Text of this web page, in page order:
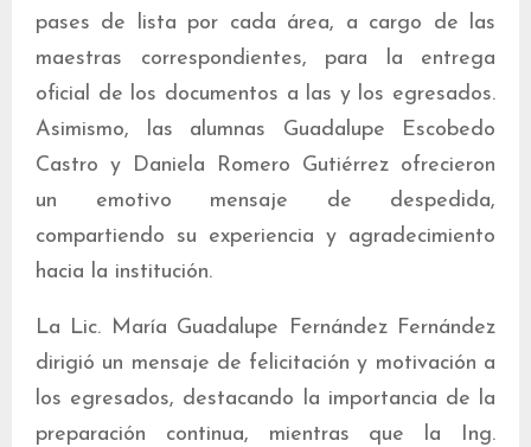
pases de lista por cada área, a cargo de las
maestras correspondientes, para la entrega
oficial de los documentos a las y los egresados.
Asimismo, las alumnas Guadalupe Escobedo
Castro y Daniela Romero Gutiérrez ofrecieron
un emotivo mensaje de despedida,
compartiendo su experiencia y agradecimiento
hacia la institución.
La Lic. María Guadalupe Fernández Fernández
dirigió un mensaje de felicitación y motivación a
los egresados, destacando la importancia de la
preparación continua, mientras que la Ing.